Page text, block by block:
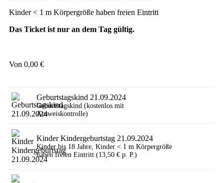
Kinder < 1 m Körpergröße haben freien Eintritt
Das Ticket ist nur an dem Tag gültig.
Von 0,00 €
Geburtstagskind 21.09.2024
Geburtstagskind (kostenlos mit
Ausweiskontrolle)
Kinder Kindergeburtstag 21.09.2024
Kinder bis 18 Jahre, Kinder < 1 m Körpergröße
haben freien Eintritt (13,50 € p. P.)